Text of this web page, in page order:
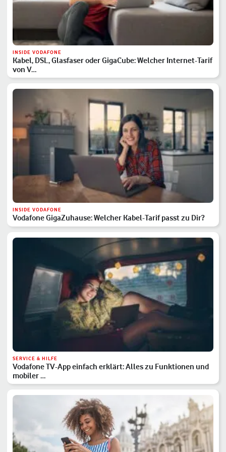
INSIDE VODAFONE
Kabel, DSL, Glasfaser oder GigaCube: Welcher Internet-Tarif
von V…
INSIDE VODAFONE
Vodafone GigaZuhause: Welcher Kabel-Tarif passt zu Dir?
SERVICE & HILFE
Vodafone TV-App einfach erklärt: Alles zu Funktionen und
mobiler …